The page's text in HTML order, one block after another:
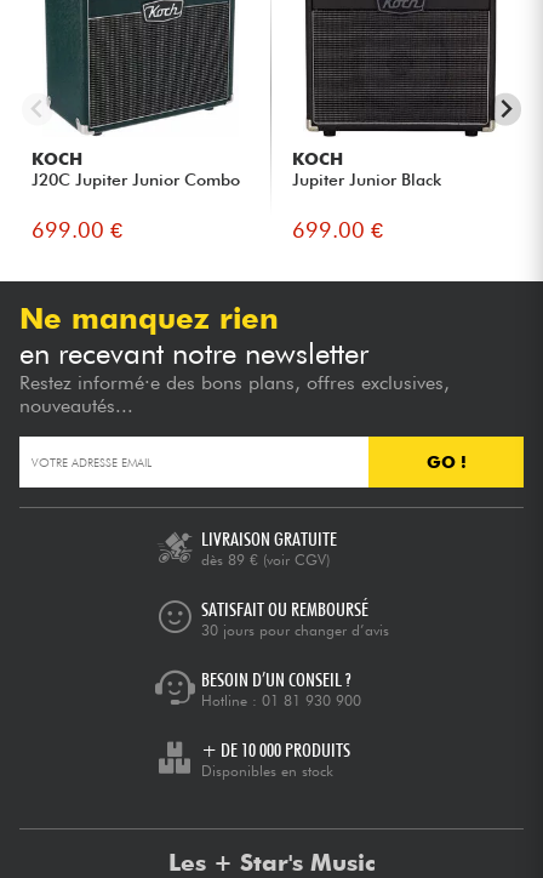
KOCH
J20C Jupiter Junior Combo
699.00 €
KOCH
Jupiter Junior Black
699.00 €
Ne manquez rien
en recevant notre newsletter
Restez informé·e des bons plans, offres exclusives,
nouveautés...
GO !
LIVRAISON GRATUITE
dès 89 € (voir CGV)
SATISFAIT OU REMBOURSÉ
30 jours pour changer d’avis
BESOIN D’UN CONSEIL ?
Hotline : 01 81 930 900
+ DE 10 000 PRODUITS
Disponibles en stock
Les + Star's Music